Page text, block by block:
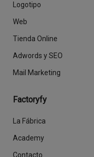
Logotipo
Web
Tienda Online
Adwords y SEO
Mail Marketing
Factoryfy
La Fábrica
Academy
Contacto